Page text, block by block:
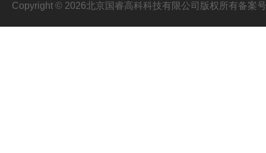
Copyright © 2026北京国睿高科科技有限公司版权所有备案